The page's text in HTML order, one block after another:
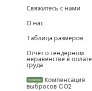
Свяжитесь с нами
О нас
Таблица размеров
Отчет о гендерном
неравенстве в оплате
труда
НОВИНКИ Компенсация
выбросов CO2